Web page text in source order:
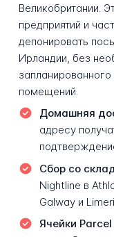
Великобритании.
предприятий и
депонировать
Ирландии, без
помещений.
Домашняя
адресу
Сбор со
Nightline в
Galway и
Ячейки